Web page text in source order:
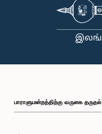
பாராளுமன்றத்திற்கு வருகை தருதல்